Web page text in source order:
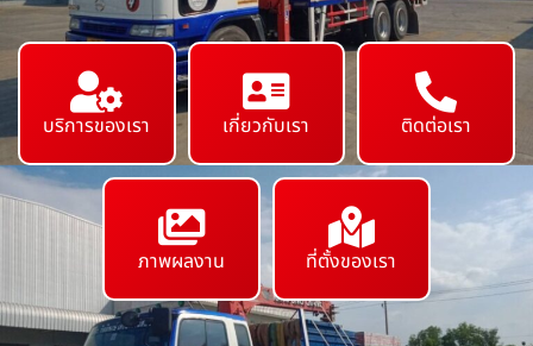
บริการของเรา เกี่ยวกับเรา ติดต่อเรา
ภาพผลงาน ที่ตั้งของเรา